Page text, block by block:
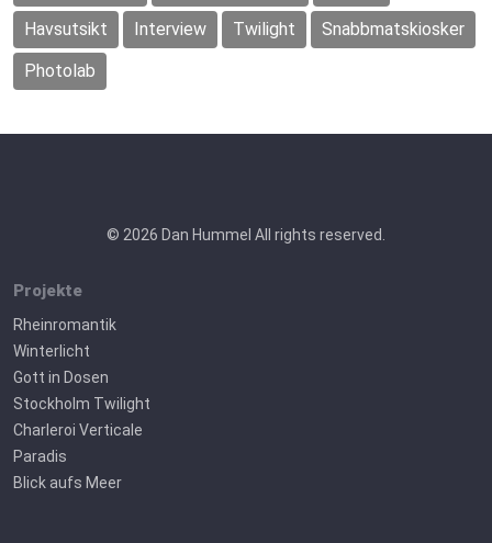
Havsutsikt
Interview Twilight
Snabbmatskiosker
Photolab
© 2026 Dan Hummel All rights reserved.
Projekte
Rheinromantik
Winterlicht
Gott in Dosen
Stockholm Twilight
Charleroi Verticale
Paradis
Blick aufs Meer